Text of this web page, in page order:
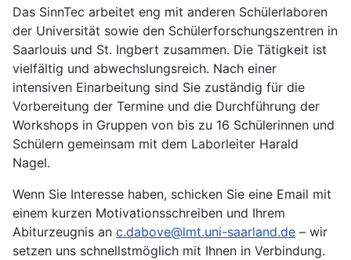
Das SinnTec arbeitet eng mit anderen Schülerlaboren
der Universität sowie den Schülerforschungszentren in
Saarlouis und St. Ingbert zusammen. Die Tätigkeit ist
vielfältig und abwechslungsreich. Nach einer
intensiven Einarbeitung sind Sie zuständig für die
Vorbereitung der Termine und die Durchführung der
Workshops in Gruppen von bis zu 16 Schülerinnen und
Schülern gemeinsam mit dem Laborleiter Harald
Nagel.
Wenn Sie Interesse haben, schicken Sie eine Email mit
einem kurzen Motivationsschreiben und Ihrem
Abiturzeugnis an c.dabove@lmt.uni-saarland.de – wir
setzen uns schnellstmöglich mit Ihnen in Verbindung.